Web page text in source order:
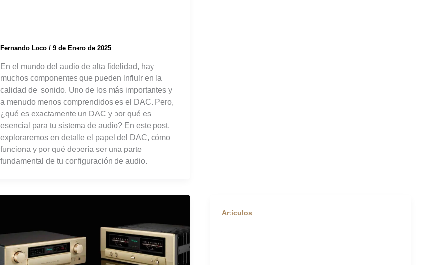
Fernando Loco / 9 de Enero de 2025
En el mundo del audio de alta fidelidad, hay
muchos componentes que pueden influir en la
calidad del sonido. Uno de los más importantes y
a menudo menos comprendidos es el DAC. Pero,
¿qué es exactamente un DAC y por qué es
esencial para tu sistema de audio? En este post,
exploraremos en detalle el papel del DAC, cómo
funciona y por qué debería ser una parte
fundamental de tu configuración de audio.
Artículos